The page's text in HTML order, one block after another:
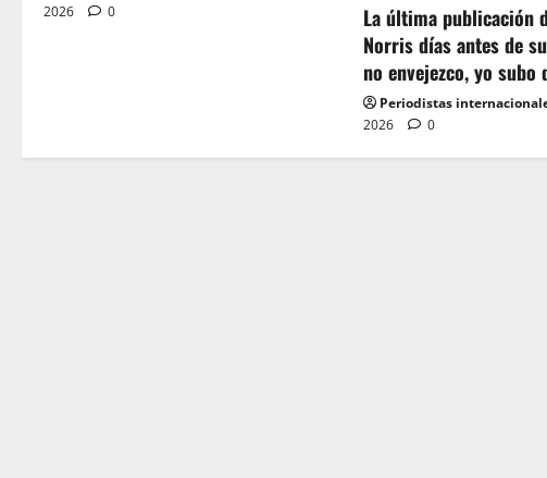
2026
0
La última publicación
Norris días antes de
no envejezco, yo subo
Periodistas
2026
0